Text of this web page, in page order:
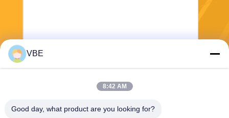
VBE
8:42 AM
Good day, what product are you looking for?